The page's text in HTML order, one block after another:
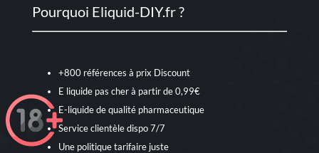
Pourquoi Eliquid-DIY.fr ?
+800 références à prix Discount
E liquide pas cher à partir de 0,99€
E-liquide de qualité pharmaceutique
Service clientèle dispo 7/7
Une politique tarifaire juste